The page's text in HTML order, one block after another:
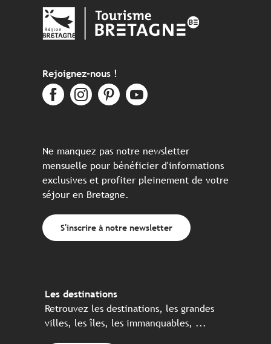
Rejoignez-nous !
Ne manquez pas notre newsletter
mensuelle pour bénéficier d'informations
exclusives et profiter pleinement de votre
séjour en Bretagne.
S'inscrire à notre newsletter
Les destinations
Retrouvez les destinations, les grandes
villes, les îles, les immanquables, ...